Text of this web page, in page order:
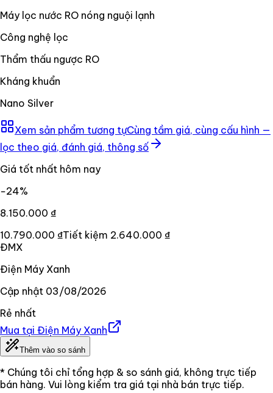
Máy lọc nước RO nóng nguội lạnh
Công nghệ lọc
Thẩm thấu ngược RO
Kháng khuẩn
Nano Silver
Xem sản phẩm tương tựCùng tầm giá, cùng cấu hình —
lọc theo giá, đánh giá, thông số
Giá tốt nhất hôm nay
−24%
8.150.000 ₫
10.790.000 ₫Tiết kiệm 2.640.000 ₫
ĐMX
Điện Máy Xanh
Cập nhật 03/08/2026
Rẻ nhất
Mua tại Điện Máy Xanh
Thêm vào so sánh
* Chúng tôi chỉ tổng hợp & so sánh giá, không trực tiếp
bán hàng. Vui lòng kiểm tra giá tại nhà bán trực tiếp.